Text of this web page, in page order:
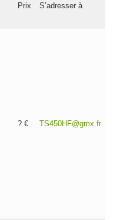
Prix S’adresser à
? € TS450HF@gmx.fr